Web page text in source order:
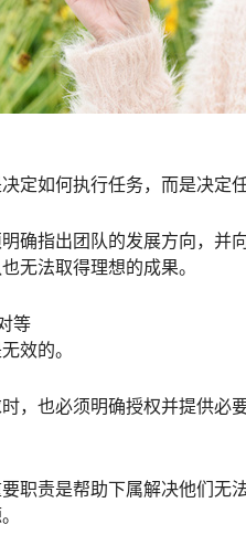
定如何执行任务，而是决定任
确指出团队的发展方向，并
无法取得理想的成果。
等
效的。
，也必须明确授权并提供必
职责是帮助下属解决他们无